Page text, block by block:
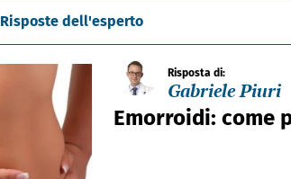
Risposte dell'esperto
Risposta di:
Gabriele Piuri
Emorroidi: come